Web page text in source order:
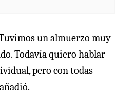
un almuerzo muy
Todavía quiero hablar
pero con todas